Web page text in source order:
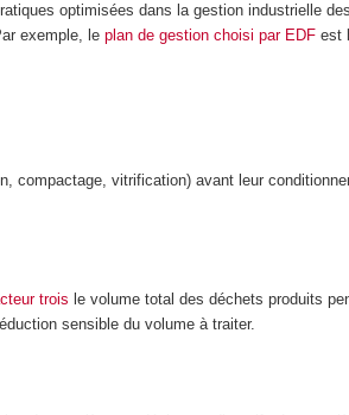
optimisées dans la gestion industrielle
exemple, leplan de gestion choisi par EDF est
compactage, vitrification) avant leur
trois le volume total des déchets produits
sensible du volume à traiter.